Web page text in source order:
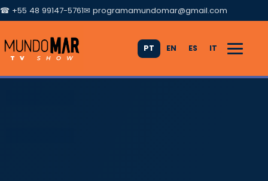
☎ +55 48 99147-5761✉ programamundomar@gmail.com
PT EN ES IT